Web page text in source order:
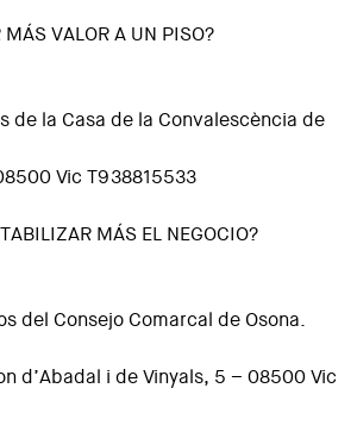
VALOR A UN PISO?
de la Casa de la Convalescència de
Vic T938815533
MÁS EL NEGOCIO?
del Consejo Comarcal de Osona.
d’Abadal i de Vinyals, 5 – 08500 Vic